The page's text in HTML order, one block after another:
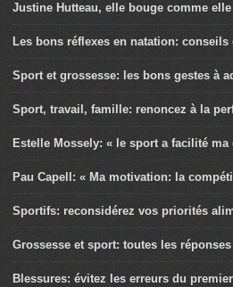
Justine Hutteau, elle bouge comme
Les bons réflexes en natation: conseils
Sport et grossesse: les bons gestes à
Sport, travail, famille: renoncez à la
Estelle Mossely: « le sport a facilité ma
Pau Capell: « Ma motivation: la
Sportifs: reconsidérez vos priorités
Grossesse et sport: toutes les
Blessures: évitez les erreurs du